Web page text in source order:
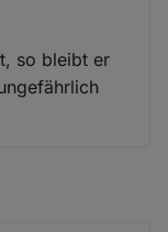
so bleibt er